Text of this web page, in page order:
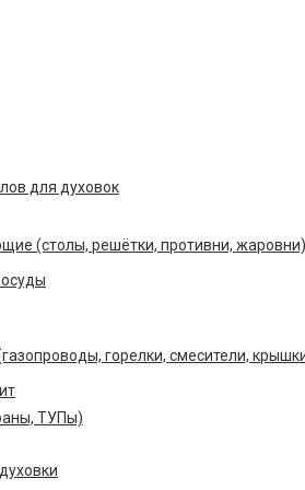
для духовок
(столы, решётки, противни, жаровни)
горелки, смесители,
ТУПы)